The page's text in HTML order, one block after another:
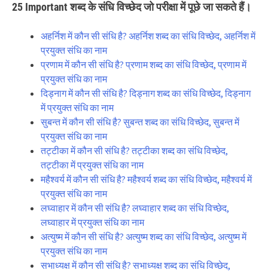
25 Important शब्द के संधि विच्छेद जो परीक्षा में पूछे जा सकते हैं।
अहर्निश में कौन सी संधि है? अहर्निश शब्द का संधि विच्छेद, अहर्निश में
प्रयुक्त संधि का नाम
प्रणाम में कौन सी संधि है? प्रणाम शब्द का संधि विच्छेद, प्रणाम में
प्रयुक्त संधि का नाम
दिड्नाग में कौन सी संधि है? दिड्नाग शब्द का संधि विच्छेद, दिड्नाग
में प्रयुक्त संधि का नाम
सुबन्त में कौन सी संधि है? सुबन्त शब्द का संधि विच्छेद, सुबन्त में
प्रयुक्त संधि का नाम
तट्टीका में कौन सी संधि है? तट्टीका शब्द का संधि विच्छेद,
तट्टीका में प्रयुक्त संधि का नाम
महैश्वर्य में कौन सी संधि है? महैश्वर्य शब्द का संधि विच्छेद, महैश्वर्य में
प्रयुक्त संधि का नाम
लघ्वाहार में कौन सी संधि है? लघ्वाहार शब्द का संधि विच्छेद,
लघ्वाहार में प्रयुक्त संधि का नाम
अत्युष्म में कौन सी संधि है? अत्युष्म शब्द का संधि विच्छेद, अत्युष्म में
प्रयुक्त संधि का नाम
सभाध्यक्ष में कौन सी संधि है? सभाध्यक्ष शब्द का संधि विच्छेद,